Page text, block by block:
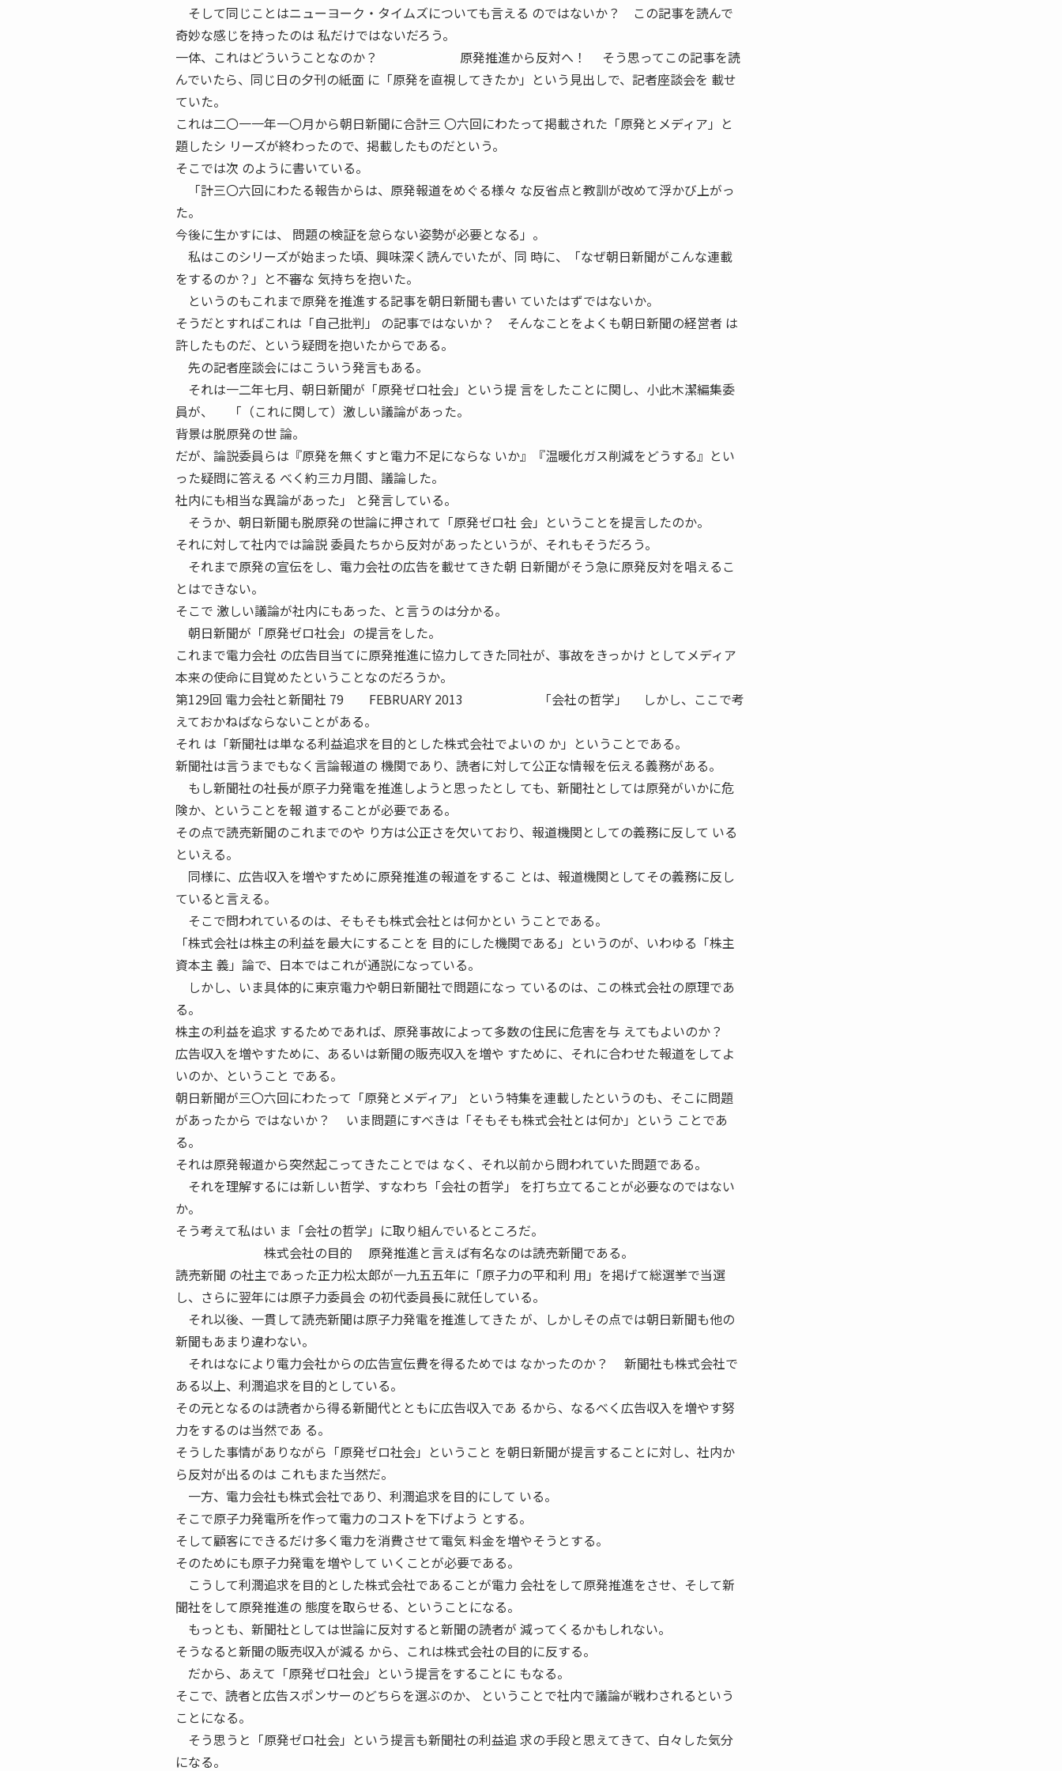
そして同じことはニューヨーク・タイムズについても言える のではないか？ この記事を読んで
奇妙な感じを持ったのは 私だけではないだろう。
一体、これはどういうことなのか？ 原発推進から反対へ！ そう思ってこの記事を読
んでいたら、同じ日の夕刊の紙面 に「原発を直視してきたか」という見出しで、記者座談会を 載せ
ていた。
これは二〇一一年一〇月から朝日新聞に合計三 〇六回にわたって掲載された「原発とメディア」と
題したシ リーズが終わったので、掲載したものだという。
そこでは次 のように書いている。
「計三〇六回にわたる報告からは、原発報道をめぐる様々 な反省点と教訓が改めて浮かび上がっ
た。
今後に生かすには、 問題の検証を怠らない姿勢が必要となる」。
私はこのシリーズが始まった頃、興味深く読んでいたが、同 時に、「なぜ朝日新聞がこんな連載
をするのか？」と不審な 気持ちを抱いた。
というのもこれまで原発を推進する記事を朝日新聞も書い ていたはずではないか。
そうだとすればこれは「自己批判」 の記事ではないか？ そんなことをよくも朝日新聞の経営者 は
許したものだ、という疑問を抱いたからである。
先の記者座談会にはこういう発言もある。
それは一二年七月、朝日新聞が「原発ゼロ社会」という提 言をしたことに関し、小此木潔編集委
員が、 「（これに関して）激しい議論があった。
背景は脱原発の世 論。
だが、論説委員らは『原発を無くすと電力不足にならな いか』『温暖化ガス削減をどうする』とい
った疑問に答える べく約三カ月間、議論した。
社内にも相当な異論があった」 と発言している。
そうか、朝日新聞も脱原発の世論に押されて「原発ゼロ社 会」ということを提言したのか。
それに対して社内では論説 委員たちから反対があったというが、それもそうだろう。
それまで原発の宣伝をし、電力会社の広告を載せてきた朝 日新聞がそう急に原発反対を唱えるこ
とはできない。
そこで 激しい議論が社内にもあった、と言うのは分かる。
朝日新聞が「原発ゼロ社会」の提言をした。
これまで電力会社 の広告目当てに原発推進に協力してきた同社が、事故をきっかけ としてメディア
本来の使命に目覚めたということなのだろうか。
第129回 電力会社と新聞社 79 FEBRUARY 2013 「会社の哲学」 しかし、ここで考
えておかねばならないことがある。
それ は「新聞社は単なる利益追求を目的とした株式会社でよいの か」ということである。
新聞社は言うまでもなく言論報道の 機関であり、読者に対して公正な情報を伝える義務がある。
もし新聞社の社長が原子力発電を推進しようと思ったとし ても、新聞社としては原発がいかに危
険か、ということを報 道することが必要である。
その点で読売新聞のこれまでのや り方は公正さを欠いており、報道機関としての義務に反して いる
といえる。
同様に、広告収入を増やすために原発推進の報道をするこ とは、報道機関としてその義務に反し
ていると言える。
そこで問われているのは、そもそも株式会社とは何かとい うことである。
「株式会社は株主の利益を最大にすることを 目的にした機関である」というのが、いわゆる「株主
資本主 義」論で、日本ではこれが通説になっている。
しかし、いま具体的に東京電力や朝日新聞社で問題になっ ているのは、この株式会社の原理であ
る。
株主の利益を追求 するためであれば、原発事故によって多数の住民に危害を与 えてもよいのか？
広告収入を増やすために、あるいは新聞の販売収入を増や すために、それに合わせた報道をしてよ
いのか、ということ である。
朝日新聞が三〇六回にわたって「原発とメディア」 という特集を連載したというのも、そこに問題
があったから ではないか？ いま問題にすべきは「そもそも株式会社とは何か」という ことであ
る。
それは原発報道から突然起こってきたことでは なく、それ以前から問われていた問題である。
それを理解するには新しい哲学、すなわち「会社の哲学」 を打ち立てることが必要なのではない
か。
そう考えて私はい ま「会社の哲学」に取り組んでいるところだ。
株式会社の目的 原発推進と言えば有名なのは読売新聞である。
読売新聞 の社主であった正力松太郎が一九五五年に「原子力の平和利 用」を掲げて総選挙で当選
し、さらに翌年には原子力委員会 の初代委員長に就任している。
それ以後、一貫して読売新聞は原子力発電を推進してきた が、しかしその点では朝日新聞も他の
新聞もあまり違わない。
それはなにより電力会社からの広告宣伝費を得るためでは なかったのか？ 新聞社も株式会社で
ある以上、利潤追求を目的としている。
その元となるのは読者から得る新聞代とともに広告収入であ るから、なるべく広告収入を増やす努
力をするのは当然であ る。
そうした事情がありながら「原発ゼロ社会」ということ を朝日新聞が提言することに対し、社内か
ら反対が出るのは これもまた当然だ。
一方、電力会社も株式会社であり、利潤追求を目的にして いる。
そこで原子力発電所を作って電力のコストを下げよう とする。
そして顧客にできるだけ多く電力を消費させて電気 料金を増やそうとする。
そのためにも原子力発電を増やして いくことが必要である。
こうして利潤追求を目的とした株式会社であることが電力 会社をして原発推進をさせ、そして新
聞社をして原発推進の 態度を取らせる、ということになる。
もっとも、新聞社としては世論に反対すると新聞の読者が 減ってくるかもしれない。
そうなると新聞の販売収入が減る から、これは株式会社の目的に反する。
だから、あえて「原発ゼロ社会」という提言をすることに もなる。
そこで、読者と広告スポンサーのどちらを選ぶのか、 ということで社内で議論が戦わされるという
ことになる。
そう思うと「原発ゼロ社会」という提言も新聞社の利益追 求の手段と思えてきて、白々した気分
になる。